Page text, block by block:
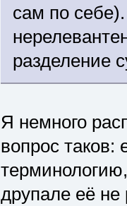
сам по себе).
разделение
Я немного
вопрос таков:
друпале её